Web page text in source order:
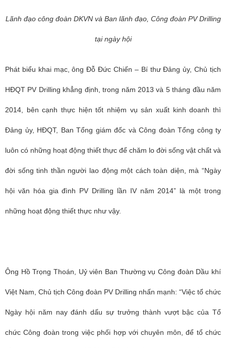
Lãnh đạo công đoàn DKVN và Ban lãnh đạo, Công đoàn PV Drilling
tại ngày hội
Phát biểu khai mạc, ông Đỗ Đức Chiến – Bí thư Đảng ủy, Chủ tịch
HĐQT PV Drilling khẳng định, trong năm 2013 và 5 tháng đầu năm
2014, bên cạnh thực hiện tốt nhiệm vụ sản xuất kinh doanh thì
Đảng ủy, HĐQT, Ban Tổng giám đốc và Công đoàn Tổng công ty
luôn có những hoạt động thiết thực để chăm lo đời sống vật chất và
đời sống tinh thần người lao động một cách toàn diện, mà “Ngày
hội văn hóa gia đình PV Drilling lần IV năm 2014” là một trong
những hoạt động thiết thực như vậy.
Ông Hồ Trọng Thoán, Uỷ viên Ban Thường vụ Công đoàn Dầu khí
Việt Nam, Chủ tịch Công đoàn PV Drilling nhấn mạnh: “Việc tổ chức
Ngày hội năm nay đánh dấu sự trưởng thành vượt bậc của Tổ
chức Công đoàn trong việc phối hợp với chuyên môn, để tổ chức